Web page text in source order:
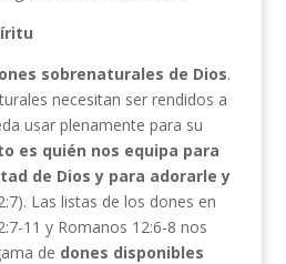
sobrenaturales de Dios.
necesitan ser rendidos a
usar plenamente para su
es quién nos equipa para
de Dios y para adorarle y
Las listas de los dones en
11 y Romanos 12:6-8 nos
de dones disponibles